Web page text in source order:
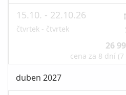
15.10. - 22.10.26
čtvrtek - čtvrtek
26
cena za 8 dní (7
duben 2027